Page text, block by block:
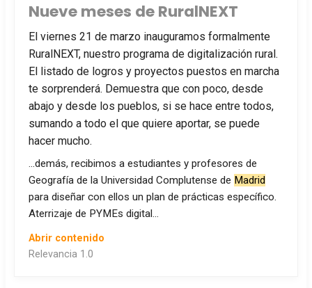
Nueve meses de RuralNEXT
El viernes 21 de marzo inauguramos formalmente
RuralNEXT, nuestro programa de digitalización rural.
El listado de logros y proyectos puestos en marcha
te sorprenderá. Demuestra que con poco, desde
abajo y desde los pueblos, si se hace entre todos,
sumando a todo el que quiere aportar, se puede
hacer mucho.
…demás, recibimos a estudiantes y profesores de
Geografía de la Universidad Complutense de Madrid
para diseñar con ellos un plan de prácticas específico.
Aterrizaje de PYMEs digital…
Abrir contenido
Relevancia 1.0